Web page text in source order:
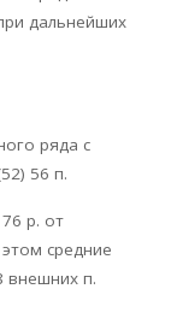
дальнейших
ряда с
56 п.
р. от
средние
внешних п.